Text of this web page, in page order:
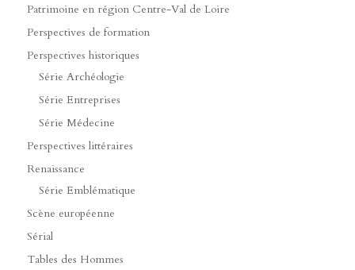
Patrimoine en région Centre-Val de Loire
Perspectives de formation
Perspectives historiques
Série Archéologie
Série Entreprises
Série Médecine
Perspectives littéraires
Renaissance
Série Emblématique
Scène européenne
Sérial
Tables des Hommes